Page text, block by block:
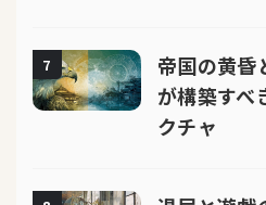
7
帝国の黄昏
が構築すべ
クチャ